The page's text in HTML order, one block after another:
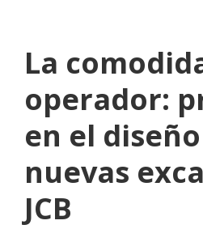
La
operador:
en el
nuevas
JCB